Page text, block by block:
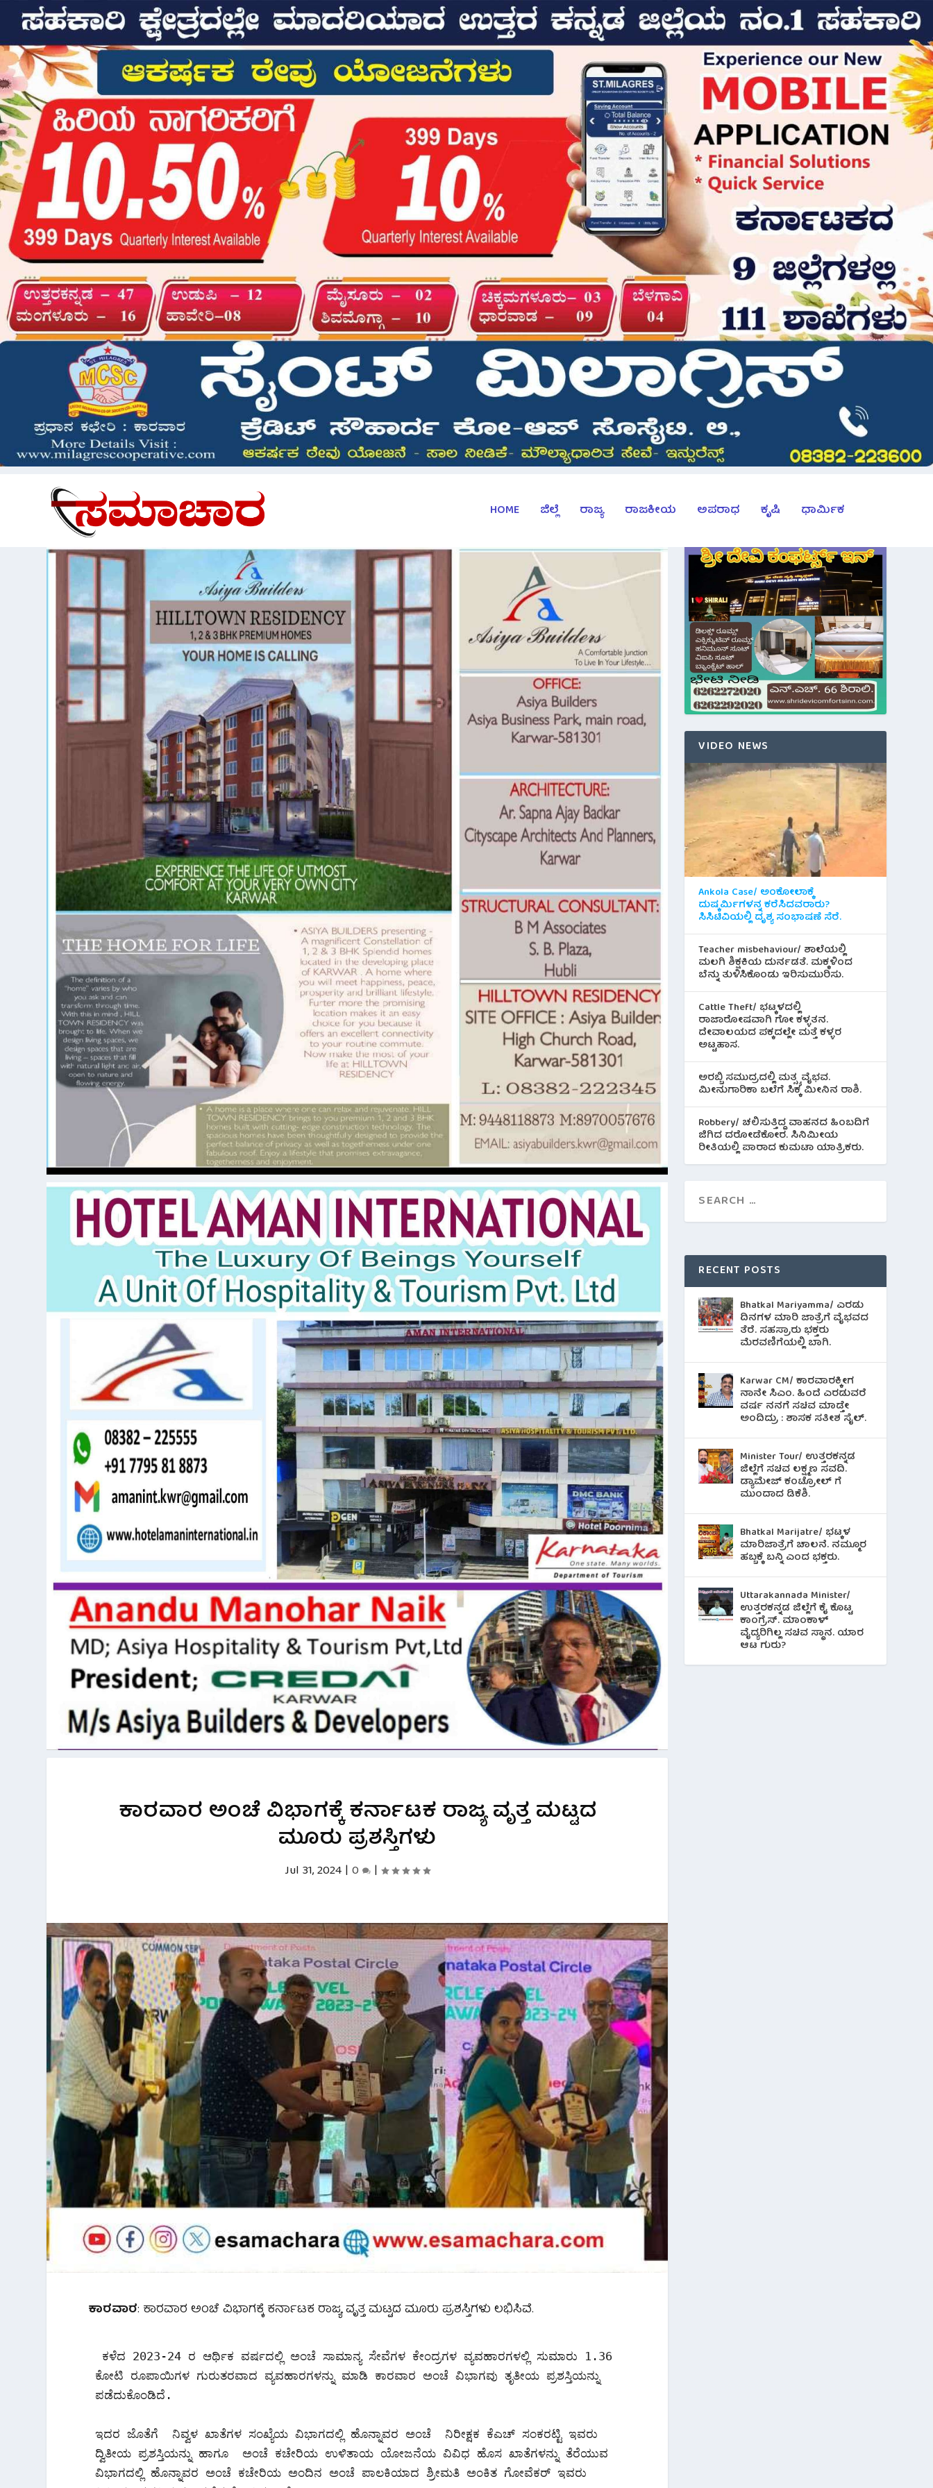
HOME ಜಿಲ್ಲೆ ರಾಜ್ಯ ರಾಜಕೀಯ ಅಪರಾಧ ಕೃಷಿ ಧಾರ್ಮಿಕ
ಕಾರವಾರ ಅಂಚೆ ವಿಭಾಗಕ್ಕೆ ಕರ್ನಾಟಕ ರಾಜ್ಯ ವೃತ್ತ ಮಟ್ಟದ
ಮೂರು ಪ್ರಶಸ್ತಿಗಳು
Jul 31, 2024 |0 |
ಕಾರವಾರ: ಕಾರವಾರ ಅಂಚೆ ವಿಭಾಗಕ್ಕೆ ಕರ್ನಾಟಕ ರಾಜ್ಯ ವೃತ್ತ ಮಟ್ಟದ ಮೂರು ಪ್ರಶಸ್ತಿಗಳು ಲಭಿಸಿವೆ.
ಕೋಟಿ ರೂಪಾಯಿಗಳ ಗುರುತರವಾದ ವ್ಯವಹಾರಗಳನ್ನು ಮಾಡಿ ಕಾರವಾರ ಅಂಚೆ ವಿಭಾಗವು ತೃತೀಯ ಪ್ರಶಸ್ತಿಯನ್ನು
ಪಡೆದುಕೊಂಡಿದೆ.
ಇದರ ಜೊತೆಗೆ  ನಿವ್ವಳ ಖಾತೆಗಳ ಸಂಖ್ಯೆಯ ವಿಭಾಗದಲ್ಲಿ ಹೊನ್ನಾವರ ಅಂಚೆ  ನಿರೀಕ್ಷಕ ಕೆಎಚ್ ಸಂಕರಟ್ಟಿ ಇವರು
ದ್ವಿತೀಯ ಪ್ರಶಸ್ತಿಯನ್ನು ಹಾಗೂ  ಅಂಚೆ ಕಚೇರಿಯ ಉಳಿತಾಯ ಯೋಜನೆಯ ವಿವಿಧ ಹೊಸ ಖಾತೆಗಳನ್ನು ತೆರೆಯುವ
ವಿಭಾಗದಲ್ಲಿ ಹೊನ್ನಾವರ ಅಂಚೆ ಕಚೇರಿಯ ಅಂದಿನ ಅಂಚೆ ಪಾಲಕಿಯಾದ ಶ್ರೀಮತಿ ಅಂಕಿತ ಗೋವೆಕರ್ ಇವರು
VIDEO NEWS
Ankola Case/ ಅಂಕೋಲಾಕ್ಕೆ
ದುಷ್ಕರ್ಮಿಗಳನ್ನ ಕರೆಸಿದವರಾರು?
ಸಿಸಿಟಿವಿಯಲ್ಲಿ ದೃಶ್ಯ ಸಂಭಾಷಣೆ ಸೆರೆ.
Teacher misbehaviour/ ಶಾಲೆಯಲ್ಲಿ
ಮಲಗಿ ಶಿಕ್ಷಕಿಯ ದುರ್ನಡತೆ. ಮಕ್ಕಳಿಂದ
ಬೆನ್ನು ತುಳಿಸಿಕೊಂಡು ಇರಿಸುಮುರಿಸು.
Cattle Theft/ ಭಟ್ಕಳದಲ್ಲಿ
ರಾಜಾರೋಷವಾಗಿ ಗೋ ಕಳ್ಳತನ.
ದೇವಾಲಯದ ಪಕ್ಕದಲ್ಲೇ ಮತ್ತೆ ಕಳ್ಳರ
ಅಟ್ಟಹಾಸ.
ಅರಬ್ಬಿ ಸಮುದ್ರದಲ್ಲಿ ಮತ್ಸ್ಯ ವೈಭವ.
ಮೀನುಗಾರಿಕಾ ಬಲೆಗೆ ಸಿಕ್ಕ ಮೀನಿನ‌ ರಾಶಿ.
Robbery/ ಚಲಿಸುತ್ತಿದ್ದ ವಾಹನದ ಹಿಂಬದಿಗೆ
ಜಿಗಿದ ದರೋಡೆಕೋರ. ಸಿನಿಮೀಯ
ರೀತಿಯಲ್ಲಿ ಪಾರಾದ ಕುಮಟಾ ಯಾತ್ರಿಕರು.
RECENT POSTS
Bhatkal Mariyamma/ ಎರಡು
ದಿನಗಳ ಮಾರಿ ಜಾತ್ರೆಗೆ ವೈಭವದ
ತೆರೆ. ಸಹಸ್ರಾರು ಭಕ್ತರು
ಮೆರವಣಿಗೆಯಲ್ಲಿ ಬಾಗಿ.
Karwar CM/ ಕಾರವಾರಕ್ಕೀಗ
ನಾನೇ ಸಿಎಂ. ಹಿಂದೆ ಎರಡುವರೆ
ವರ್ಷ ನನಗೆ ಸಚಿವ ಮಾಡ್ತೇ
ಅಂದಿದ್ರು : ಶಾಸಕ ಸತೀಶ ಸೈಲ್.
Minister Tour/ ಉತ್ತರಕನ್ನಡ
ಜಿಲ್ಲೆಗೆ ಸಚಿವ ಲಕ್ಷ್ಮಣ ಸವದಿ.
ಡ್ಯಾಮೇಜ್ ಕಂಟ್ರೋಲ್ ಗೆ
ಮುಂದಾದ ಡಿಕೆಶಿ.
Bhatkal Marijatre/ ಭಟ್ಕಳ
ಮಾರಿಜಾತ್ರೆಗೆ ಚಾಲನೆ. ನಮ್ಮೂರ
ಹಬ್ಬಕ್ಕೆ ಬನ್ನಿ ಎಂದ ಭಕ್ತರು.
Uttarakannada Minister/
ಉತ್ತರಕನ್ನಡ ಜಿಲ್ಲೆಗೆ ಕೈ ಕೊಟ್ಟ
ಕಾಂಗ್ರೆಸ್. ಮಾಂಕಾಳ್
ವೈದ್ಯರಿಗಿಲ್ಲ ಸಚಿವ ಸ್ಥಾನ. ಯಾರ
ಆಟ ಗುರು?